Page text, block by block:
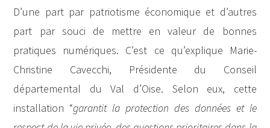
D’une part par patriotisme économique et d’autres
part par souci de mettre en valeur de bonnes
pratiques numériques. C’est ce qu’explique Marie-
Christine Cavecchi, Présidente du Conseil
départemental du Val d’Oise. Selon eux, cette
installation “garantit la protection des données et le